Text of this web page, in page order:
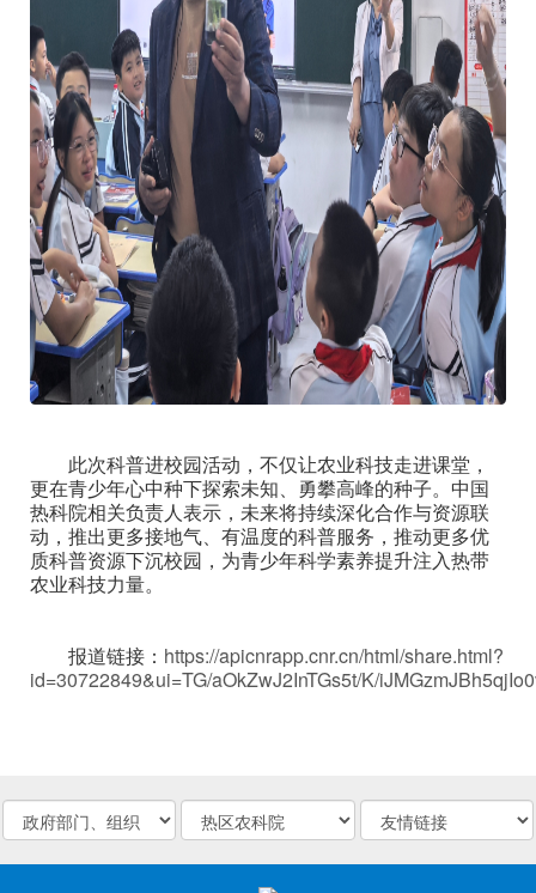
此次科普进校园活动，不仅让农业科技走进课堂，
更在青少年心中种下探索未知、勇攀高峰的种子。中国
热科院相关负责人表示，未来将持续深化合作与资源联
动，推出更多接地气、有温度的科普服务，推动更多优
质科普资源下沉校园，为青少年科学素养提升注入热带
农业科技力量。
报道链接： https://apicnrapp.cnr.cn/html/share.html?
id=30722849&ui=TG/aOkZwJ2InTGs5t/K/